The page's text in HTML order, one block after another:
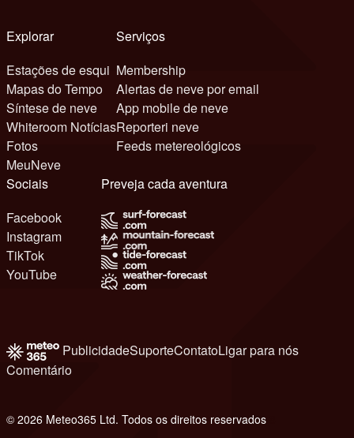
Explorar
Estações de esqui
Mapas do Tempo
Síntese de neve
Whiteroom Notícias
Fotos
MeuNeve
Serviços
Membership
Alertas de neve por email
App mobile de neve
Reporteri neve
Feeds metereológicos
Sociais
Facebook
Instagram
TikTok
YouTube
Preveja cada aventura
PublicidadeSuporteContatoLigar para nós
Comentário
© 2026 Meteo365 Ltd. Todos os direitos reservados